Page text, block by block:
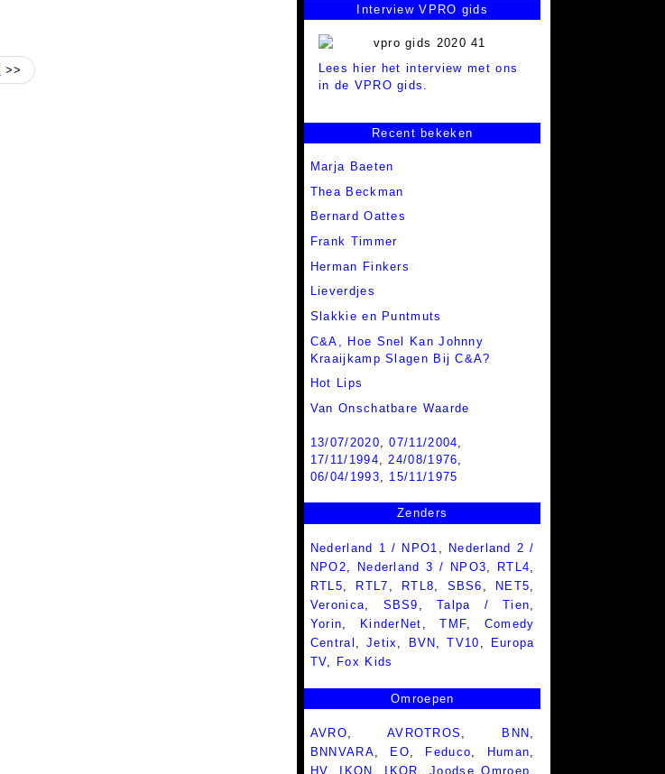
>>
Interview VPRO gids
Lees hier het interview met ons
in de VPRO gids.
Recent bekeken
Marja Baeten
Thea Beckman
Bernard Oattes
Frank Timmer
Herman Finkers
Lieverdjes
Slakkie en Puntmuts
C&A, Hoe Snel Kan Johnny
Kraaijkamp Slagen Bij C&A?
Hot Lips
Van Onschatbare Waarde
13/07/2020,07/11/2004,
17/11/1994,24/08/1976,
06/04/1993, 15/11/1975
Zenders
Nederland 1 / NPO1
Nederland 2 /
NPO2
Nederland 3 / NPO3 RTL4
RTL5
RTL7 RTL8 SBS6 NET5
Veronica
SBS9 ,Talpa / Tien
Yorin
KinderNet ,TMF
Comedy
Central
Jetix BVN ,TV10
Europa
TV
Fox Kids
Omroepen
AVRO, AVROTROS , BNN ,
BNNVARA, EO, Feduco, Human,
HV, IKON , IKOR,Joodse Omroep,